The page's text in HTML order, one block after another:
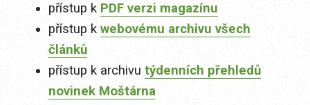
přístup k PDF verzi magazínu
přístup k webovému archivu všech
článků
přístup k archivu týdenních přehledů
novinek Moštárna